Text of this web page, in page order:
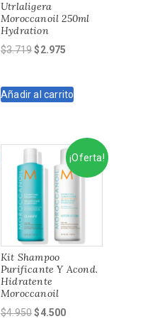
Utrlaligera
Moroccanoil 250ml
Hydration
$3.719El
era:
$2.975
es:
Añadir al carrito
¡Oferta!
Kit Shampoo
Purificante Y Acond.
Hidratente
Moroccanoil
$4.950El
$4.500El